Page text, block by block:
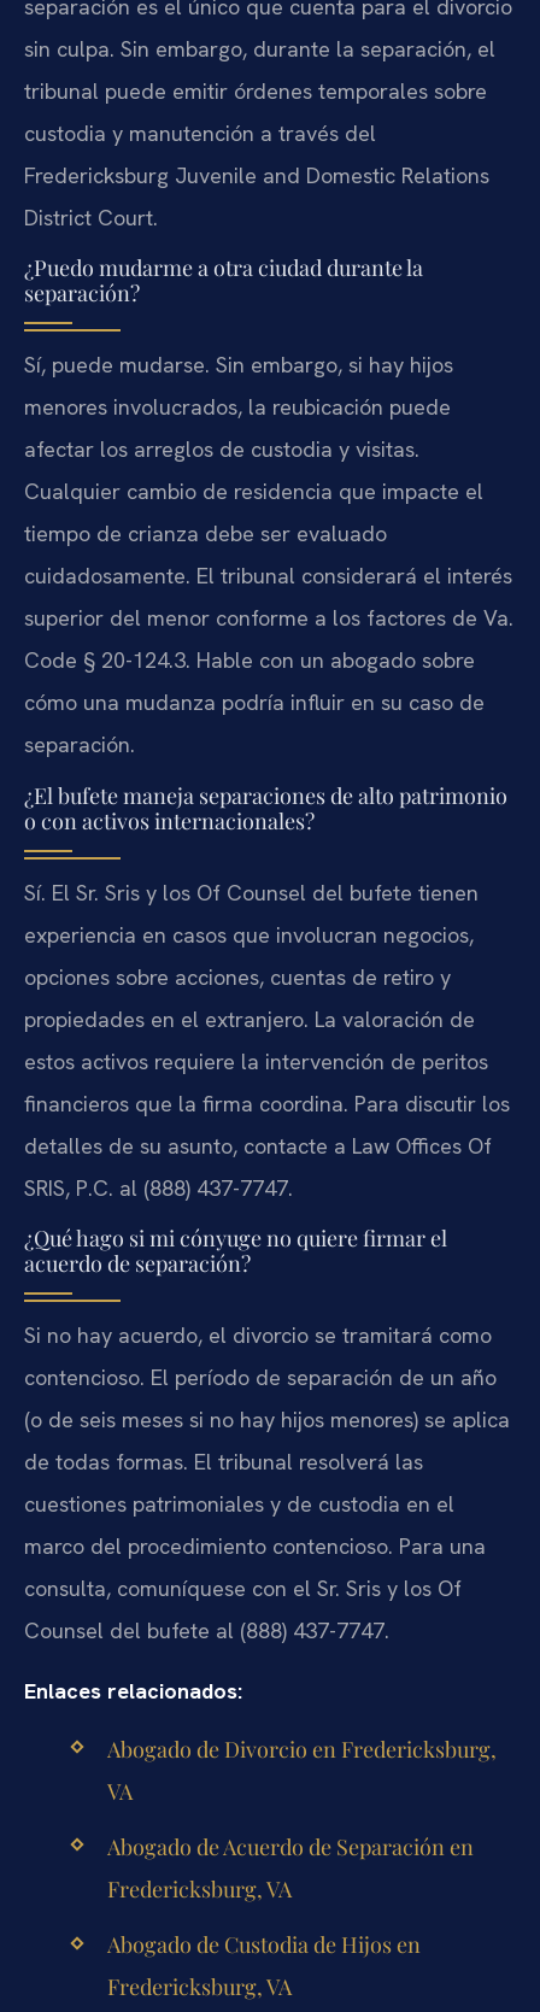
separación es el único que cuenta para el divorcio
sin culpa. Sin embargo, durante la separación, el
tribunal puede emitir órdenes temporales sobre
custodia y manutención a través del
Fredericksburg Juvenile and Domestic Relations
District Court.
¿Puedo mudarme a otra ciudad durante la
separación?
Sí, puede mudarse. Sin embargo, si hay hijos
menores involucrados, la reubicación puede
afectar los arreglos de custodia y visitas.
Cualquier cambio de residencia que impacte el
tiempo de crianza debe ser evaluado
cuidadosamente. El tribunal considerará el interés
superior del menor conforme a los factores de Va.
Code § 20-124.3. Hable con un abogado sobre
cómo una mudanza podría influir en su caso de
separación.
¿El bufete maneja separaciones de alto patrimonio
o con activos internacionales?
Sí. El Sr. Sris y los Of Counsel del bufete tienen
experiencia en casos que involucran negocios,
opciones sobre acciones, cuentas de retiro y
propiedades en el extranjero. La valoración de
estos activos requiere la intervención de peritos
financieros que la firma coordina. Para discutir los
detalles de su asunto, contacte a Law Offices Of
SRIS, P.C. al (888) 437-7747.
¿Qué hago si mi cónyuge no quiere firmar el
acuerdo de separación?
Si no hay acuerdo, el divorcio se tramitará como
contencioso. El período de separación de un año
(o de seis meses si no hay hijos menores) se aplica
de todas formas. El tribunal resolverá las
cuestiones patrimoniales y de custodia en el
marco del procedimiento contencioso. Para una
consulta, comuníquese con el Sr. Sris y los Of
Counsel del bufete al (888) 437-7747.
Enlaces relacionados:
Abogado de Divorcio en Fredericksburg,
VA
Abogado de Acuerdo de Separación en
Fredericksburg, VA
Abogado de Custodia de Hijos en
Fredericksburg, VA